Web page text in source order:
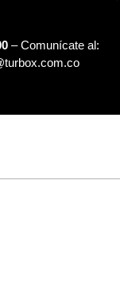
– Comunícate al: